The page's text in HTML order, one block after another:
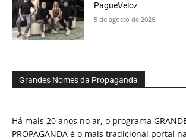
PagueVeloz
5 de agosto de 2026
Grandes Nomes da Propaganda
Há mais 20 anos no ar, o programa
PROPAGANDA é o mais tradicional portal